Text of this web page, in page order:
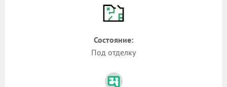
Состояние:
Под отделку